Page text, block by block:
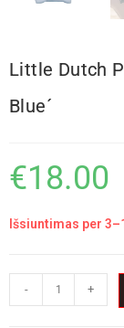
Little Dutch
Blue´
€18.00
Išsiuntimas per
- +